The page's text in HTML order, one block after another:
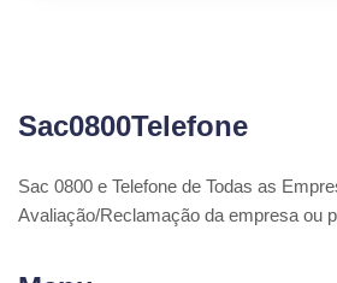
Sac0800Telefone
Sac 0800 e Telefone de Todas as
Avaliação/Reclamação da empresa ou